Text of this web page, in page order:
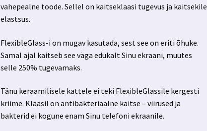
vahepealne toode. Sellel on kaitseklaasi tugevus ja kaitsekile
elastsus.
FlexibleGlass-i on mugav kasutada, sest see on eriti õhuke.
Samal ajal kaitseb see väga edukalt Sinu ekraani, muutes
selle 250% tugevamaks.
Tänu keraamilisele kattele ei teki FlexibleGlassile kergesti
kriime. Klaasil on antibakteriaalne kaitse – viirused ja
bakterid ei kogune enam Sinu telefoni ekraanile.